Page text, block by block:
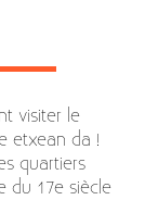
visiter le
etxean da !
quartiers
du 17e siècle